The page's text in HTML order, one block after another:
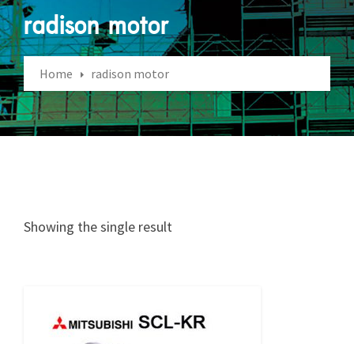
radison motor
Home radison motor
Showing the single result